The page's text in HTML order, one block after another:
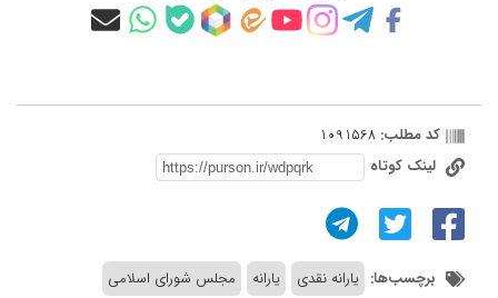
کد مطلب: 1091568
لینک کوتاه
برچسب‌ها: یارانه نقدی یارانه مجلس شورای اسلامی